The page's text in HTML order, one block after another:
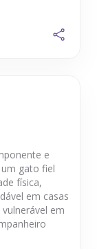
e
gato fiel
física,
em casas
em